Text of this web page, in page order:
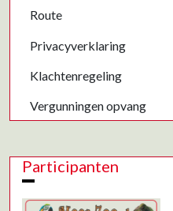
Route
Privacyverklaring
Klachtenregeling
Vergunningen opvang
Participanten